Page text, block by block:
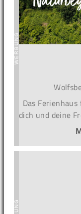
Das
dich und deine